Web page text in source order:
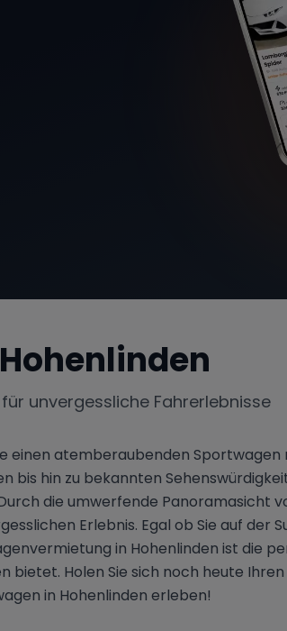
Hohenlinden
unvergessliche Fahrerlebnisse
einen atemberaubenden
bis hin zu bekannten
die umwerfende Panoramasicht
Erlebnis. Egal ob Sie auf der
in Hohenlinden ist die
bietet. Holen Sie sich noch heute
in Hohenlinden erleben!